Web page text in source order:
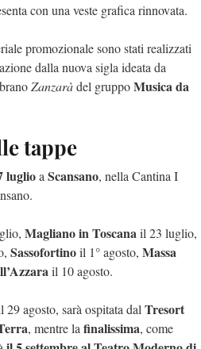
con una veste grafica rinnovata.
promozionale sono stati realizzati
dalla nuova sigla ideata da
Zanzaràdel gruppoMusica da
tappe
luglioa Scansano, nella Cantina I
Magliano in Toscanail 23 luglio,
Sassofortinoil 1°agosto, Massa
il 10 agosto.
29 agosto, sarà ospitata dal Tresort
, mentre la finalissima, come